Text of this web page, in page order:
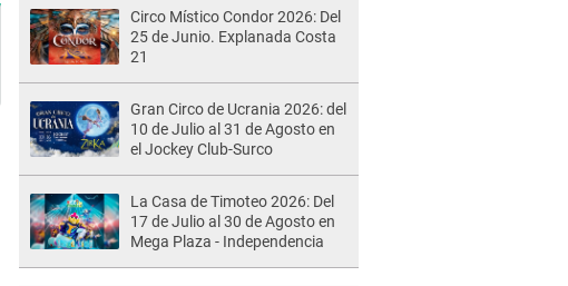
Circo Místico Condor 2026: Del
25 de Junio. Explanada Costa
21
Gran Circo de Ucrania 2026: del
10 de Julio al 31 de Agosto en
el Jockey Club-Surco
La Casa de Timoteo 2026: Del
17 de Julio al 30 de Agosto en
Mega Plaza - Independencia